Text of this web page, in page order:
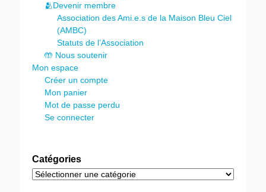
🫂Devenir membre
Association des Ami.e.s de la Maison Bleu Ciel
(AMBC)
Statuts de l’Association
🤲 Nous soutenir
Mon espace
Créer un compte
Mon panier
Mot de passe perdu
Se connecter
Catégories
Catégories